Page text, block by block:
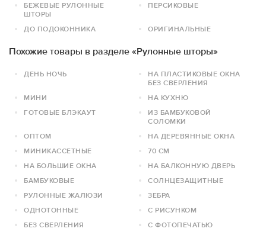
БЕЖЕВЫЕ РУЛОННЫЕ
ШТОРЫ
ПЕРСИКОВЫЕ
ДО ПОДОКОННИКА ОРИГИНАЛЬНЫЕ
Похожие товары в разделе «Рулонные шторы»
ДЕНЬ НОЧЬ
НА ПЛАСТИКОВЫЕ ОКНА
БЕЗ СВЕРЛЕНИЯ
МИНИ
НА КУХНЮ
ГОТОВЫЕ БЛЭКАУТ
ИЗ БАМБУКОВОЙ
СОЛОМКИ
ОПТОМ
НА ДЕРЕВЯННЫЕ ОКНА
МИНИКАССЕТНЫЕ
70 СМ
НА БОЛЬШИЕ ОКНА
НА БАЛКОННУЮ ДВЕРЬ
БАМБУКОВЫЕ
СОЛНЦЕЗАЩИТНЫЕ
РУЛОННЫЕ ЖАЛЮЗИ
ЗЕБРА
ОДНОТОННЫЕ
С РИСУНКОМ
БЕЗ СВЕРЛЕНИЯ
С ФОТОПЕЧАТЬЮ